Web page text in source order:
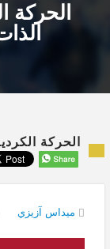
الحركة
الحركة
ميداس آزيزي